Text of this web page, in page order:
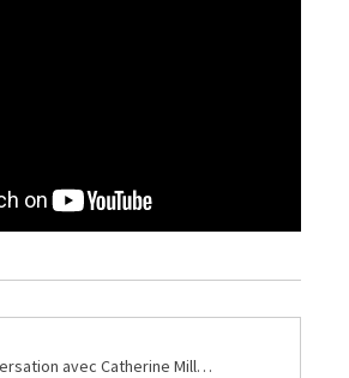
En conversation avec Catherine Millot, Cristina Guarnieri e Thatyana Pitavy Ali-Roma 10 ottobre 2021